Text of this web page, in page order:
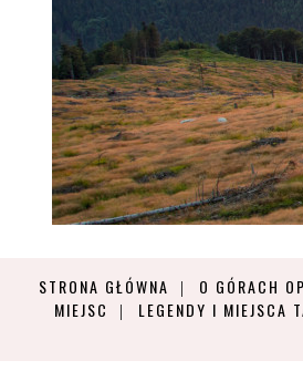
STRONA GŁÓWNA O GÓRACH
MIEJSC
LEGENDY I MIEJSCA